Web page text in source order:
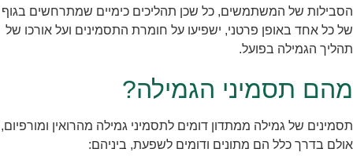
הסבילות של המשתמשים, כל שכן תהליכים כימיים שמתרחשים בגוף
של כל אחד באופן פרטני, ישפיעו על חומרת התסמינים ועל אורכו של
תהליך הגמילה בפועל.
מהם תסמיני הגמילה?
תסמינים של גמילה ממתדון דומים לתסמיני גמילה מהרואין ומורפיום,
אולם בדרך כלל הם מתונים ודומים לשפעת, ביניהם: